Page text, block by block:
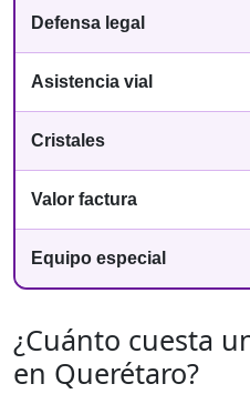
Defensa legal
Asistencia vial
Cristales
Valor factura
Equipo especial
¿Cuánto cuesta
en Querétaro?